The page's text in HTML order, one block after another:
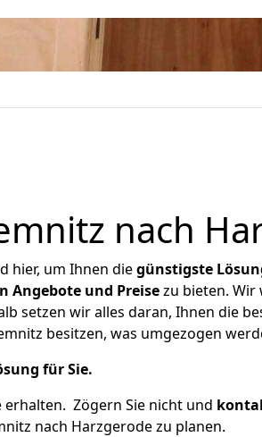
nach
hier, um Ihnen diegünstigste
Angebote und Preisezu bieten. Wir
setzen wir alles daran, Ihnen die
besitzen, was umgezogen
für Sie.
erhalten. Zögern Sie nicht und
nach Harzgerode zu planen.